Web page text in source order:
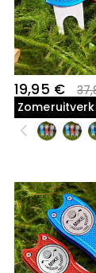
19,95 €